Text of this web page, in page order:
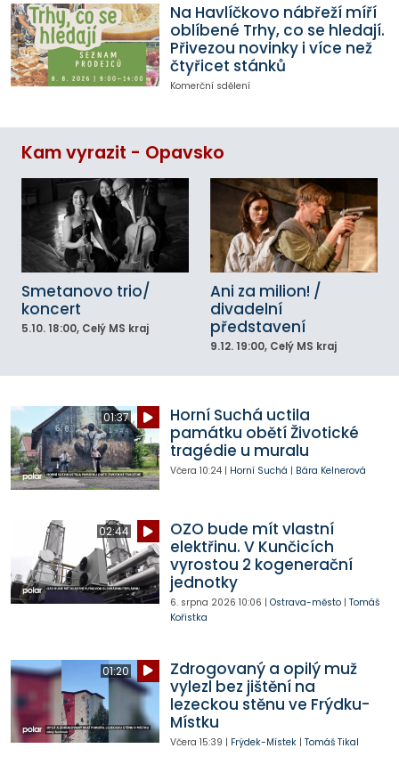
Na Havlíčkovo nábřeží míří
oblíbené Trhy, co se hledají.
Přivezou novinky i více než
čtyřicet stánků
Komerční sdělení
Kam vyrazit - Opavsko
Smetanovo trio/
koncert
5.10. 18:00, Celý MS kraj
Ani za milion! /
divadelní
představení
9.12. 19:00, Celý MS kraj
01:37
Horní Suchá uctila
památku obětí Životické
tragédie u muralu
Včera 10:24| Horní Suchá | Bára Kelnerová
02:44
OZO bude mít vlastní
elektřinu. V Kunčicích
vyrostou 2 kogenerační
jednotky
6. srpna 2026 10:06 | Ostrava-město| Tomáš
Kořistka
01:20
Zdrogovaný a opilý muž
vylezl bez jištění na
lezeckou stěnu ve Frýdku-
Místku
Včera 15:39 | Frýdek-Místek| Tomáš Tikal